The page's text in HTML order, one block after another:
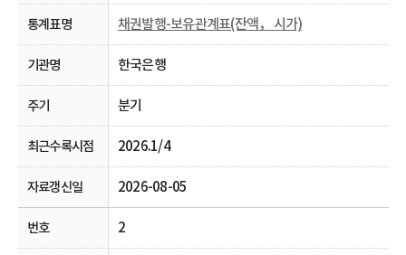
채권발행-보유관계표(잔액， 시가)
한국은행
분기
2026.1/4
2026-08-05
2